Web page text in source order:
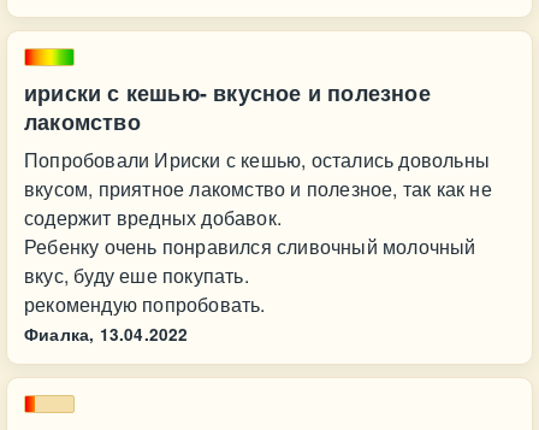
ириски с кешью- вкусное и полезное
лакомство
Попробовали Ириски с кешью, остались довольны
вкусом, приятное лакомство и полезное, так как не
содержит вредных добавок.
Ребенку очень понравился сливочный молочный
вкус, буду еше покупать.
рекомендую попробовать.
Фиалка, 13.04.2022